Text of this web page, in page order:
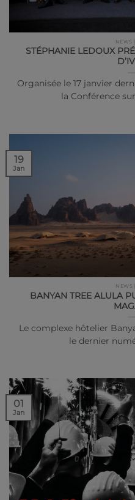
NEWS
STÉPHANIE LEDOUX
Organisée le 17 janvier
la Conférence
NEWS
BANYAN TREE ALULA
Le complexe hôtelier
le dernier
19
Jan
01
Jan